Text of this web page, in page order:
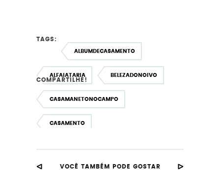
TAGS:
ALBUMDECASAMENTO
ALFAIATARIA BELEZADONOIVO
CASAMANETONOCAMPO
CASAMENTO
COMPARTILHE!
VOCÊ TAMBÉM PODE GOSTAR